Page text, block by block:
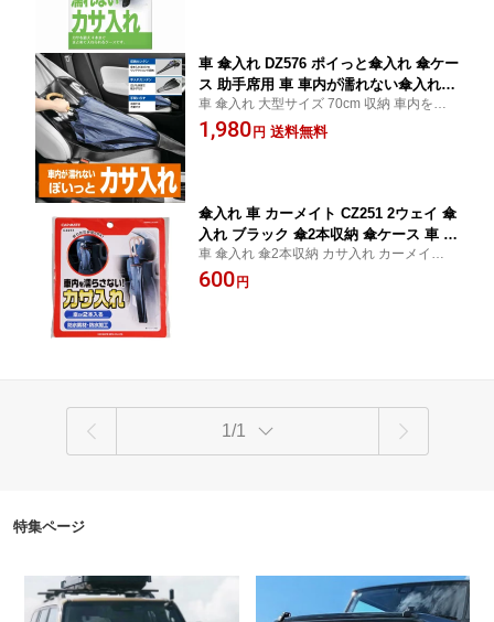
車 傘入れ DZ576 ポイっと傘入れ 傘ケー
ス 助手席用 車 車内が濡れない傘入れ
マイクロファイバー生地採用 carmate
カーメイト (R80)
車 傘入れ 大型サイズ 70cm 収納 車内を濡
らさずに傘を収納できる「DZ576 ポイっと
傘入れ」。大型傘も楽々収納可能で、助手
1,980円 送料無料
傘入れ 車 カーメイト CZ251 2ウェイ 傘
入れ ブラック 傘2本収納 傘ケース 車 ca
rmate (R80)
車 傘入れ 傘2本収納 カサ入れ カーメイト C
Z251 2ウェイ傘入れ ブラック 傘ケース 車
カー用品
600円
1/1
特集ページ